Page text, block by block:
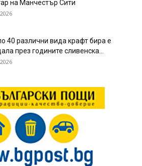
на Манчестър Сити
40 различни вида крафт бира е
през годините сливенска...